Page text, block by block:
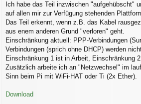
Ich habe das Teil inzwischen "aufgehübscht"
auf allen mir zur Verfügung stehenden
Das Teil erkennt, wenn z.B. das Kabel
aus enem anderen Grund "verloren" geht.
Einschränkung aktuell: PPP-Verbindungen
Verbindungen (sprich ohne DHCP) werden
Einschränkung 1 ist in Arbeit, Einschränkung
Zusätzlich arbeite ich an "Netzwechsel" im
Sinn beim Pi mit WiFi-HAT oder Ti (2x Ether).
Download